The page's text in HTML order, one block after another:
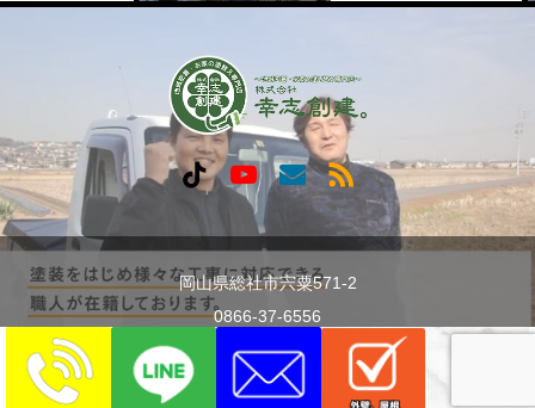
岡山県総社市宍粟571-2
0866-37-6556
Copyright © 2024 株式会社幸志創建。